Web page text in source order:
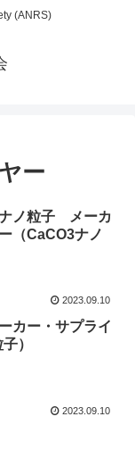
(ANRS)
ー
ノ粒子 メーカ
（CaCO3ナノ
2023.09.10
カー・サプライ
）
2023.09.10